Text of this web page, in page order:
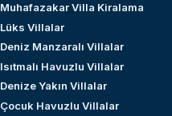
Muhafazakar Villa Kiralama
Lüks Villalar
Deniz Manzaralı Villalar
Isıtmalı Havuzlu Villalar
Denize Yakın Villalar
Çocuk Havuzlu Villalar